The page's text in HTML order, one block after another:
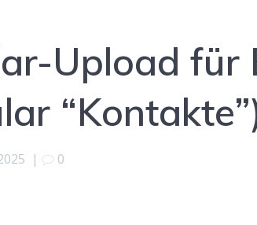
Upload für
| 0